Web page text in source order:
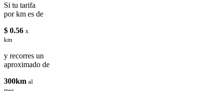
Si tu tarifa
por km es de
$ 0.56 x
km
y recorres un
aproximado de
300km al